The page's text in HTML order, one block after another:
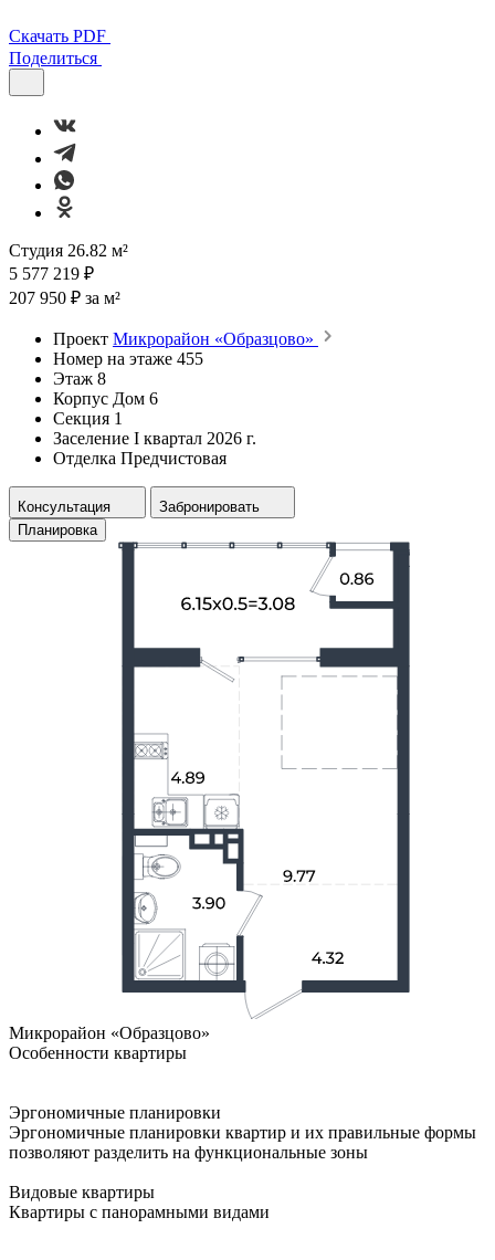
Скачать PDF
Поделиться
Студия 26.82 м²
5 577 219 ₽
207 950 ₽ за м²
Проект Микрорайон «Образцово»
Номер на этаже 455
Этаж 8
Корпус Дом 6
Секция 1
Заселение I квартал 2026 г.
Отделка Предчистовая
Консультация
Забронировать
Планировка
Микрорайон «Образцово»
Особенности квартиры
Эргономичные планировки
Эргономичные планировки квартир и их правильные формы
позволяют разделить на функциональные зоны
Видовые квартиры
Квартиры с панорамными видами